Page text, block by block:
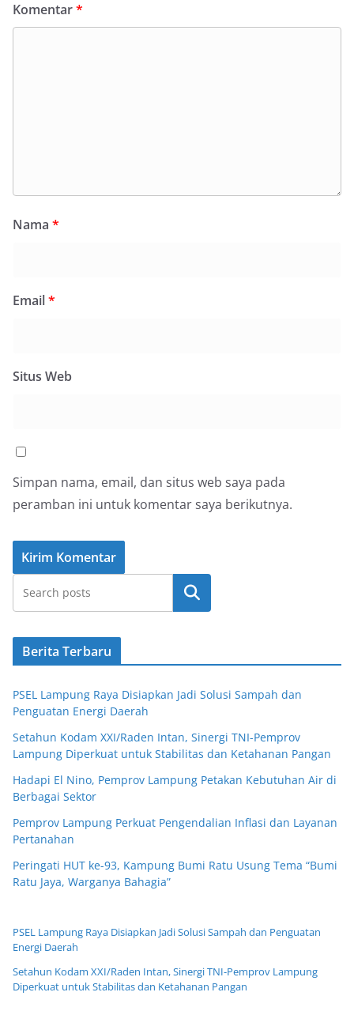
Komentar*
Nama *
Email*
Situs Web
Simpan nama, email, dan situs web saya pada
peramban ini untuk komentar saya berikutnya.
Cari
Berita Terbaru
PSEL Lampung Raya Disiapkan Jadi Solusi Sampah dan
Penguatan Energi Daerah
Setahun Kodam XXI/Raden Intan, Sinergi TNI-Pemprov
Lampung Diperkuat untuk Stabilitas dan Ketahanan Pangan
Hadapi El Nino, Pemprov Lampung Petakan Kebutuhan Air di
Berbagai Sektor
Pemprov Lampung Perkuat Pengendalian Inflasi dan Layanan
Pertanahan
Peringati HUT ke-93, Kampung Bumi Ratu Usung Tema “Bumi
Ratu Jaya, Warganya Bahagia”
PSEL Lampung Raya Disiapkan Jadi Solusi Sampah dan Penguatan
Energi Daerah
Setahun Kodam XXI/Raden Intan, Sinergi TNI-Pemprov Lampung
Diperkuat untuk Stabilitas dan Ketahanan Pangan